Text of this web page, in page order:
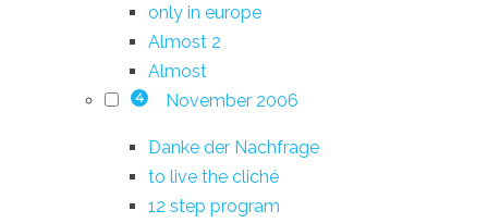
only in europe
Almost 2
Almost
4 November 2006
Danke der Nachfrage
to live the cliché
12 step program